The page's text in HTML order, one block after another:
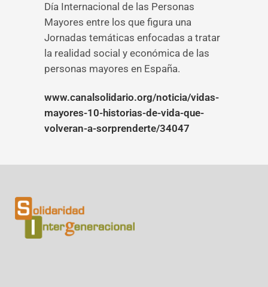
Día Internacional de las Personas
Mayores entre los que figura una
Jornadas temáticas enfocadas a tratar
la realidad social y económica de las
personas mayores en España.
www.canalsolidario.org/noticia/vidas-
mayores-10-historias-de-vida-que-
volveran-a-sorprenderte/34047